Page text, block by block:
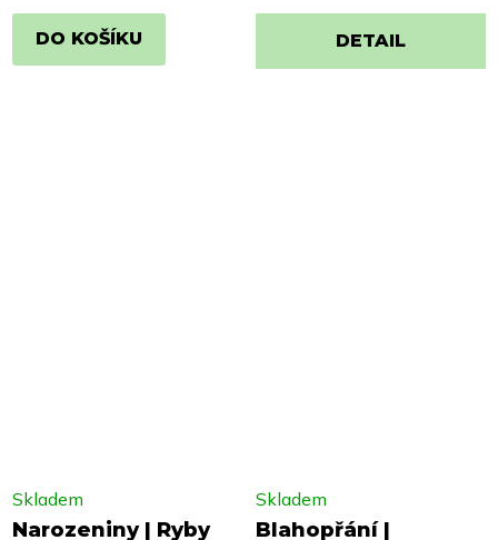
DO KOŠÍKU DETAIL
Narozeniny | Ryby
Skladem
Blahopřání |
Skladem